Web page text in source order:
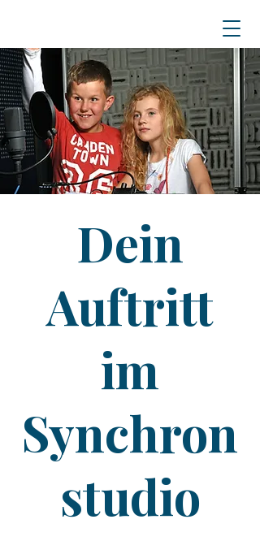
Dein
Auftritt
im
Synchron
studio